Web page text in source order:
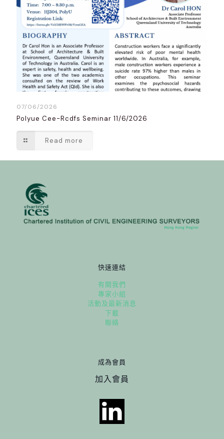
07/06/2026
Polyue Cee-Rcdfs Seminar 11/6/2026
Read more
快速連結
有關我們
專家小組
活動及最新消息
下載
聯絡
成為會員
加入會員